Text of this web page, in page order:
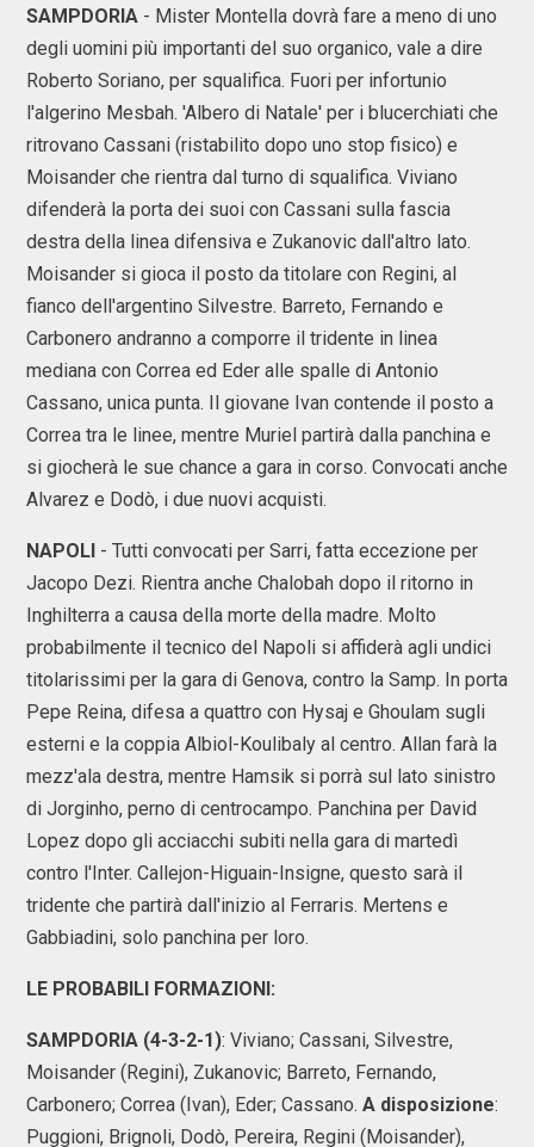
SAMPDORIA - Mister Montella dovrà fare a meno di uno
degli uomini più importanti del suo organico, vale a dire
Roberto Soriano, per squalifica. Fuori per infortunio
l'algerino Mesbah. 'Albero di Natale' per i blucerchiati che
ritrovano Cassani (ristabilito dopo uno stop fisico) e
Moisander che rientra dal turno di squalifica. Viviano
difenderà la porta dei suoi con Cassani sulla fascia
destra della linea difensiva e Zukanovic dall'altro lato.
Moisander si gioca il posto da titolare con Regini, al
fianco dell'argentino Silvestre. Barreto, Fernando e
Carbonero andranno a comporre il tridente in linea
mediana con Correa ed Eder alle spalle di Antonio
Cassano, unica punta. Il giovane Ivan contende il posto a
Correa tra le linee, mentre Muriel partirà dalla panchina e
si giocherà le sue chance a gara in corso. Convocati anche
Alvarez e Dodò, i due nuovi acquisti.
NAPOLI - Tutti convocati per Sarri, fatta eccezione per
Jacopo Dezi. Rientra anche Chalobah dopo il ritorno in
Inghilterra a causa della morte della madre. Molto
probabilmente il tecnico del Napoli si affiderà agli undici
titolarissimi per la gara di Genova, contro la Samp. In porta
Pepe Reina, difesa a quattro con Hysaj e Ghoulam sugli
esterni e la coppia Albiol-Koulibaly al centro. Allan farà la
mezz'ala destra, mentre Hamsik si porrà sul lato sinistro
di Jorginho, perno di centrocampo. Panchina per David
Lopez dopo gli acciacchi subiti nella gara di martedì
contro l'Inter. Callejon-Higuain-Insigne, questo sarà il
tridente che partirà dall'inizio al Ferraris. Mertens e
Gabbiadini, solo panchina per loro.
LE PROBABILI FORMAZIONI:
SAMPDORIA (4-3-2-1): Viviano; Cassani, Silvestre,
Moisander (Regini), Zukanovic; Barreto, Fernando,
Carbonero; Correa (Ivan), Eder; Cassano. A disposizione:
Puggioni, Brignoli, Dodò, Pereira, Regini (Moisander),